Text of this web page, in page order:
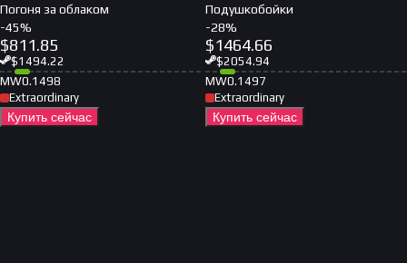
Погоня за облаком
-45%
$811.85
$1494.22
MW0.1498
Extraordinary
Купить сейчас
Подушкобойки
-28%
$1464.66
$2054.94
MW0.1497
Extraordinary
Купить сейчас